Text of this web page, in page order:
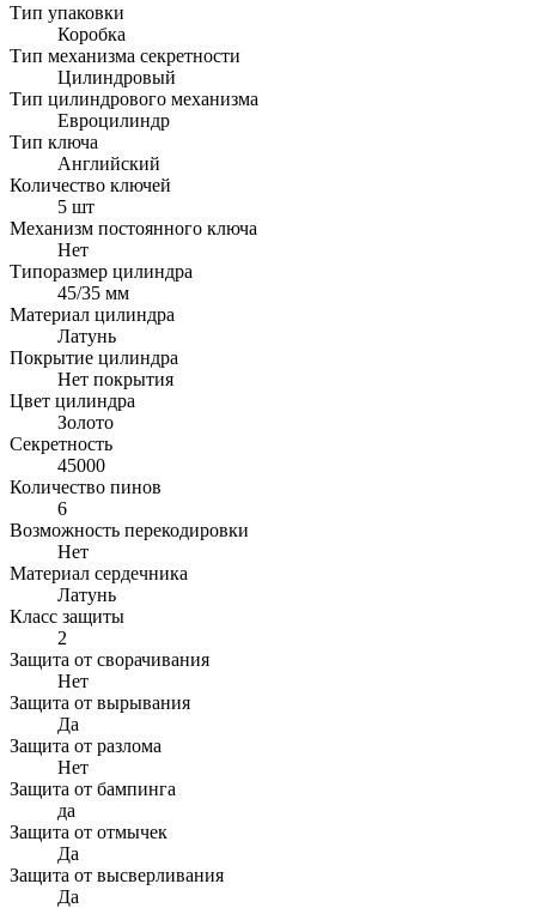
Тип упаковки
Коробка
Тип механизма секретности
Цилиндровый
Тип цилиндрового механизма
Евроцилиндр
Тип ключа
Английский
Количество ключей
5 шт
Механизм постоянного ключа
Нет
Типоразмер цилиндра
45/35 мм
Материал цилиндра
Латунь
Покрытие цилиндра
Нет покрытия
Цвет цилиндра
Золото
Секретность
45000
Количество пинов
6
Возможность перекодировки
Нет
Материал сердечника
Латунь
Класс защиты
2
Защита от сворачивания
Нет
Защита от вырывания
Да
Защита от разлома
Нет
Защита от бампинга
да
Защита от отмычек
Да
Защита от высверливания
Да